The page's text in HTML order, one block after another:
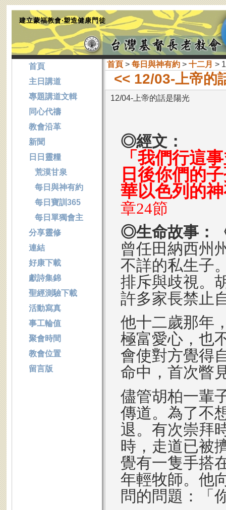
建立蒙福教會‧塑造健康門徒
首頁> 每日與神有約> 十二月 >
<< 12/03-上帝的
12/04-上帝的話是陽光
◎經文：
「我們行這
日後你們的
華以色列的
章24節
◎生命故事：
曾任田納西州
不詳的私生子
排斥與歧視。
許多家長禁止
他十二歲那年
極富愛心，也
會使對方覺得
命中，首次瞥
儘管胡柏一輩
傳道。為了不
退。有次崇拜
時，走道已被
覺有一隻手搭
年輕牧師。他
問的問題：「
首頁
主日講道
專題講道文輯
同心代禱
教會沿革
新聞
日日靈糧
荒漠甘泉
每日與神有約
每日寶訓365
每日單獨會主
分享靈修
連結
好康下載
獻詩集錦
聖經測驗下載
活動寫真
事工輪值
聚會時間
教會位置
留言版